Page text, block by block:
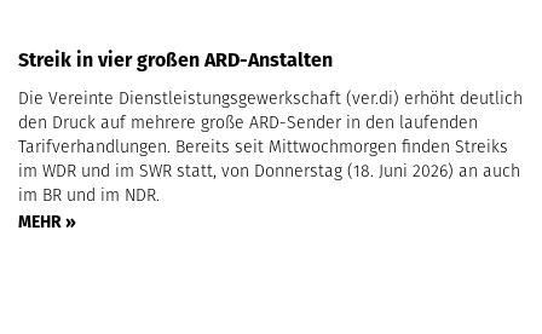
Streik in vier großen ARD-Anstalten
Die Vereinte Dienstleistungsgewerkschaft (ver.di) erhöht deutlich
den Druck auf mehrere große ARD-Sender in den laufenden
Tarifverhandlungen. Bereits seit Mittwochmorgen finden Streiks
im WDR und im SWR statt, von Donnerstag (18. Juni 2026) an auch
im BR und im NDR.
MEHR »